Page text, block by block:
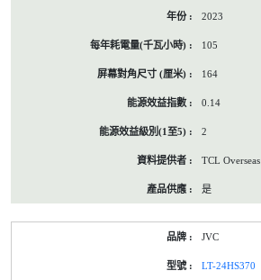
2023
105
164
0.14
2
TCL Overseas
是
JVC
LT-24HS370